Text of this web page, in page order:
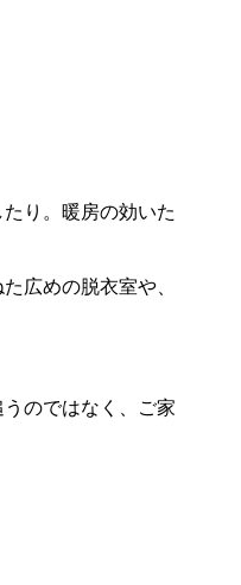
り。暖房の効いた
広めの脱衣室や、
のではなく、ご家